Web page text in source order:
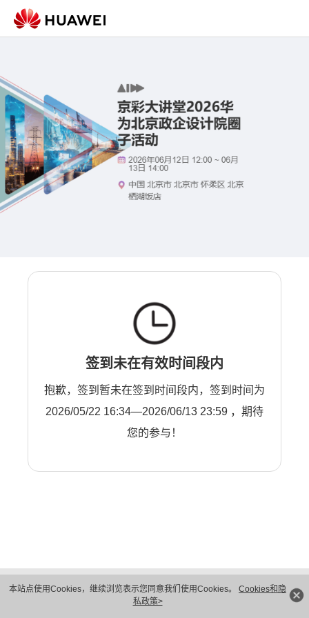
本站点使用Cookies，继续浏览表示您同意我们使用Cookies。 Cookies和隐
私政策>
签到未在有效时间段内
抱歉，签到暂未在签到时间段内，签到时间为
2026/05/22 16:34—2026/06/13 23:59 ，期待
您的参与！
隐私保护
法律声明